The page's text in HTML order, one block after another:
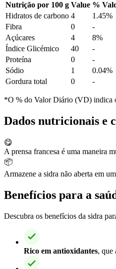
Nutrição por 100 g Value %
Hidratos de carbono 4
1.45%
Fibra
0
-
Açúcares
4
8%
Índice Glicémico
40
-
Proteína
0
-
Sódio
1
0.04%
Gordura total
0 -
*O % do Valor Diário (VD) indica
Dados nutricionais e
😋
A prensa francesa é uma maneira
📦
Armazene a sidra não aberta em
Benefícios para a
Descubra os benefícios da sidra
Rico em antioxidantes, que